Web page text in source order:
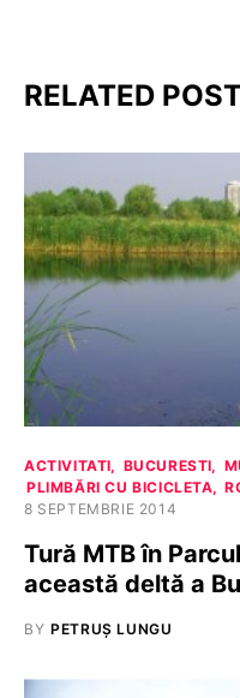
RELATED
ACTIVITATI BUCURESTI
PLIMBĂRI CU BICICLETA
8 SEPTEMBRIE 2014
Tură MTB în
această deltă a
BY PETRUȘ LUNGU